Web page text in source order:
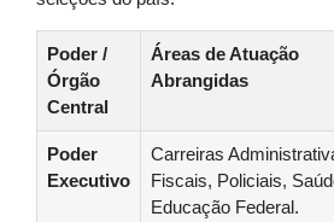
Poder /
Órgão
Central
Áreas de Atuação
Abrangidas
Poder
Executivo
Carreiras
Fiscais, Policiais,
Educação Federal.